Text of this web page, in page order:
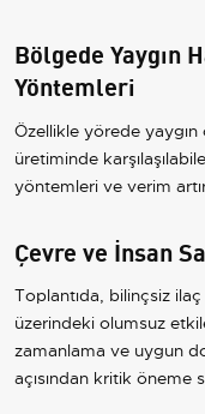
Bölgede Yaygın
Yöntemleri
Özellikle yörede
üretiminde
yöntemleri ve verim
Çevre ve İnsan
Toplantıda, bilinçsiz ilaç
üzerindeki olumsuz
zamanlama ve uygun
açısından kritik